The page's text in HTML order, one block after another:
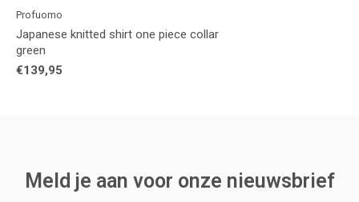
Profuomo
Japanese knitted shirt one piece collar
green
€139,95
Meld je aan voor onze nieuwsbrief